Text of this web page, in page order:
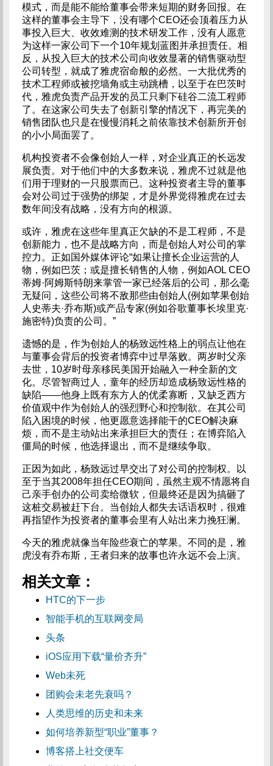
模式，而是能不能给董事会带来短期的财务回报。在
这样的董事会主导下，没有哪个CEO还会顶着压力从
事投入巨大、收效难测的技术研发工作，没有人愿意
为这样一家公司下一个10年规划蓝图并承担责任。相
反，从投入巨大的技术公司向收效显著的销售驱动型
公司转型，就成了雅虎宿命般的必然。一大批优秀的
技术工程师或被挖墙角或主动跳槽，以至于在巴茨时
代，雅虎负责产品开发的员工只剩下硅谷二流工程师
了。在这家公司失去了创新引擎的情况下，再完美的
销售团队也只是在慢慢消耗之前依靠技术创新所开创
的小小局面罢了。
机构投资者不会像创始人一样，对企业真正的长远发
展负责。对于他们中的大多数来说，雅虎不过就是他
们用于理财的一只股票而已。这种投资者主导的董事
会对公司过于强势的绑架，才是外界觉得雅虎在过去
数年间没有战略，没有方向的根源。
或许，雅虎在这些年里真正欠缺的不是工程师，不是
创新能力，也不是战略方向，而是创始人对公司的掌
控力。正如国外媒体评论“如果让擅长企业运营的人
物，例如巴茨；或是擅长销售的人物，例如AOL CEO
蒂姆·阿姆斯特朗来掌管一家已经落后的公司，那么毫
无疑问，这些公司将不敌那些由创始人(例如苹果创始
人史蒂夫·乔布斯)或产品专家(例如谷歌董事长埃里克·
施密特)负责的公司。”
遗憾的是，作为创始人的杨致远性格上的弱点让他在
与董事会背后的投资者博弈中过早落败。两岁时父亲
去世，10岁时母亲移民美国开始融入一种全新的文
化。尽管智商过人，童年的经历却造成杨致远性格的
缺陷——他身上既有东方人的优柔寡断，又缺乏西方
价值观中作为创始人的强烈野心和控制欲。在其公司
陷入困境的时候，他更愿意选择能干的CEO解决麻
烦，而不是主动站出来承担巨大的责任；在博弈陷入
僵局的时候，他选择退出，而不是继续争取。
正因为如此，杨致远过早交出了对公司的控制权。以
至于当其2008年担任CEO期间，虽然主观不情愿将自
己亲手创办的公司卖给微软，但最终还是因为搞砸了
这桩交易被赶下台。当创始人都失去话语权时，很难
再指望作为投资者的董事会里有人站出来力挽狂澜。
今天的雅虎就像当年险些衰亡的苹果。不同的是，雅
虎没有乔布斯，王者归来的故事也许永远不会上演。
相关文章：
HTC的下一步
智能手机的互联网变局
头条
iOS应用下载“量价齐升”
Web未死
团购会未老先衰吗？
人类思维的历史和未来
如何培养新型“职业”董事？
博客搭上社交便车